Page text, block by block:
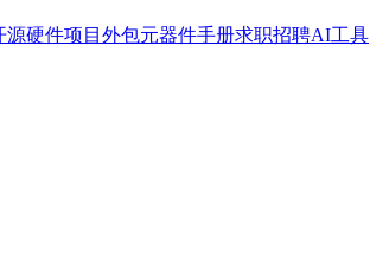
源硬件项目外包元器件手册求职招聘AI工具